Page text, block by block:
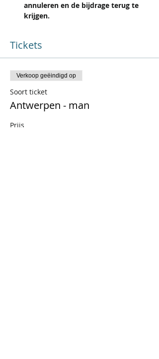
annuleren en de bijdrage terug te
krijgen.
Tickets
Verkoop geëindigd op
Soort ticket
Antwerpen - man
Prijs